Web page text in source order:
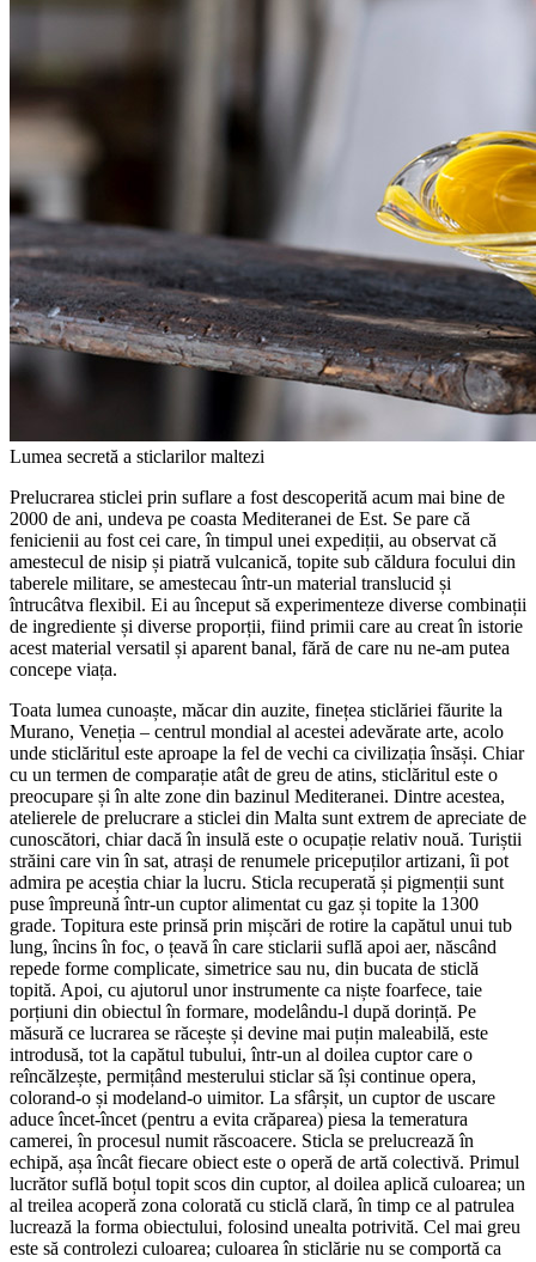
Lumea secretă a sticlarilor maltezi
Prelucrarea sticlei prin suflare a fost descoperită acum mai bine de
2000 de ani, undeva pe coasta Mediteranei de Est. Se pare că
fenicienii au fost cei care, în timpul unei expediții, au observat că
amestecul de nisip și piatră vulcanică, topite sub căldura focului din
taberele militare, se amestecau într-un material translucid și
întrucâtva flexibil. Ei au început să experimenteze diverse combinații
de ingrediente și diverse proporții, fiind primii care au creat în istorie
acest material versatil și aparent banal, fără de care nu ne-am putea
concepe viața.
Toata lumea cunoaște, măcar din auzite, finețea sticlăriei făurite la
Murano, Veneția – centrul mondial al acestei adevărate arte, acolo
unde sticlăritul este aproape la fel de vechi ca civilizația însăși. Chiar
cu un termen de comparație atât de greu de atins, sticlăritul este o
preocupare și în alte zone din bazinul Mediteranei. Dintre acestea,
atelierele de prelucrare a sticlei din Malta sunt extrem de apreciate de
cunoscători, chiar dacă în insulă este o ocupație relativ nouă. Turiștii
străini care vin în sat, atrași de renumele pricepuților artizani, îi pot
admira pe aceștia chiar la lucru. Sticla recuperată și pigmenții sunt
puse împreună într-un cuptor alimentat cu gaz și topite la 1300
grade. Topitura este prinsă prin mișcări de rotire la capătul unui tub
lung, încins în foc, o țeavă în care sticlarii suflă apoi aer, născând
repede forme complicate, simetrice sau nu, din bucata de sticlă
topită. Apoi, cu ajutorul unor instrumente ca niște foarfece, taie
porțiuni din obiectul în formare, modelându-l după dorință. Pe
măsură ce lucrarea se răcește și devine mai puțin maleabilă, este
introdusă, tot la capătul tubului, într-un al doilea cuptor care o
reîncălzește, permițând mesterului sticlar să își continue opera,
colorand-o și modeland-o uimitor. La sfârșit, un cuptor de uscare
aduce încet-încet (pentru a evita crăparea) piesa la temeratura
camerei, în procesul numit răscoacere. Sticla se prelucrează în
echipă, așa încât fiecare obiect este o operă de artă colectivă. Primul
lucrător suflă boțul topit scos din cuptor, al doilea aplică culoarea; un
al treilea acoperă zona colorată cu sticlă clară, în timp ce al patrulea
lucrează la forma obiectului, folosind unealta potrivită. Cel mai greu
este să controlezi culoarea; culoarea în sticlărie nu se comportă ca